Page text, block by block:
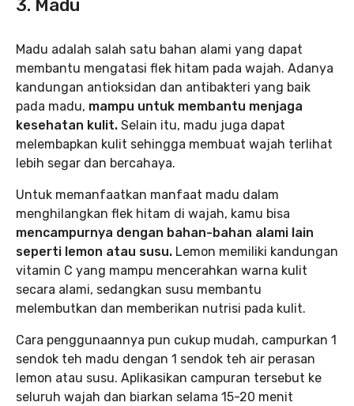
3. Madu
Madu adalah salah satu bahan alami yang dapat
membantu mengatasi flek hitam pada wajah. Adanya
kandungan antioksidan dan antibakteri yang baik
pada madu, mampu untuk membantu menjaga
kesehatan kulit. Selain itu, madu juga dapat
melembapkan kulit sehingga membuat wajah terlihat
lebih segar dan bercahaya.
Untuk memanfaatkan manfaat madu dalam
menghilangkan flek hitam di wajah, kamu bisa
mencampurnya dengan bahan-bahan alami lain
seperti lemon atau susu. Lemon memiliki kandungan
vitamin C yang mampu mencerahkan warna kulit
secara alami, sedangkan susu membantu
melembutkan dan memberikan nutrisi pada kulit.
Cara penggunaannya pun cukup mudah, campurkan 1
sendok teh madu dengan 1 sendok teh air perasan
lemon atau susu. Aplikasikan campuran tersebut ke
seluruh wajah dan biarkan selama 15-20 menit